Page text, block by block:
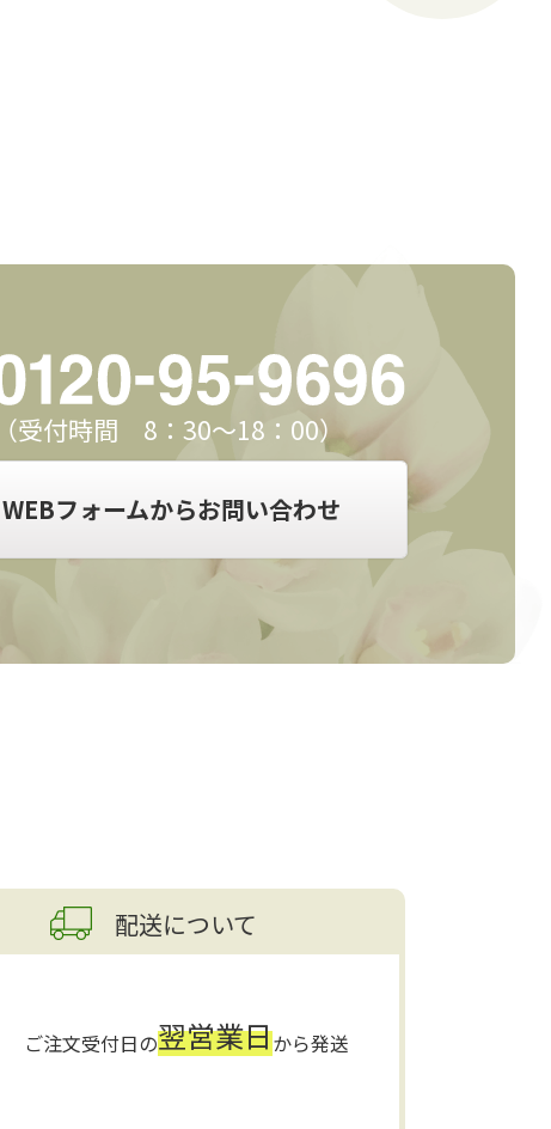
（受付時間 8：30～18：00）
WEBフォームからお問い合わせ
配送について
ご注文受付日の翌営業日から発送